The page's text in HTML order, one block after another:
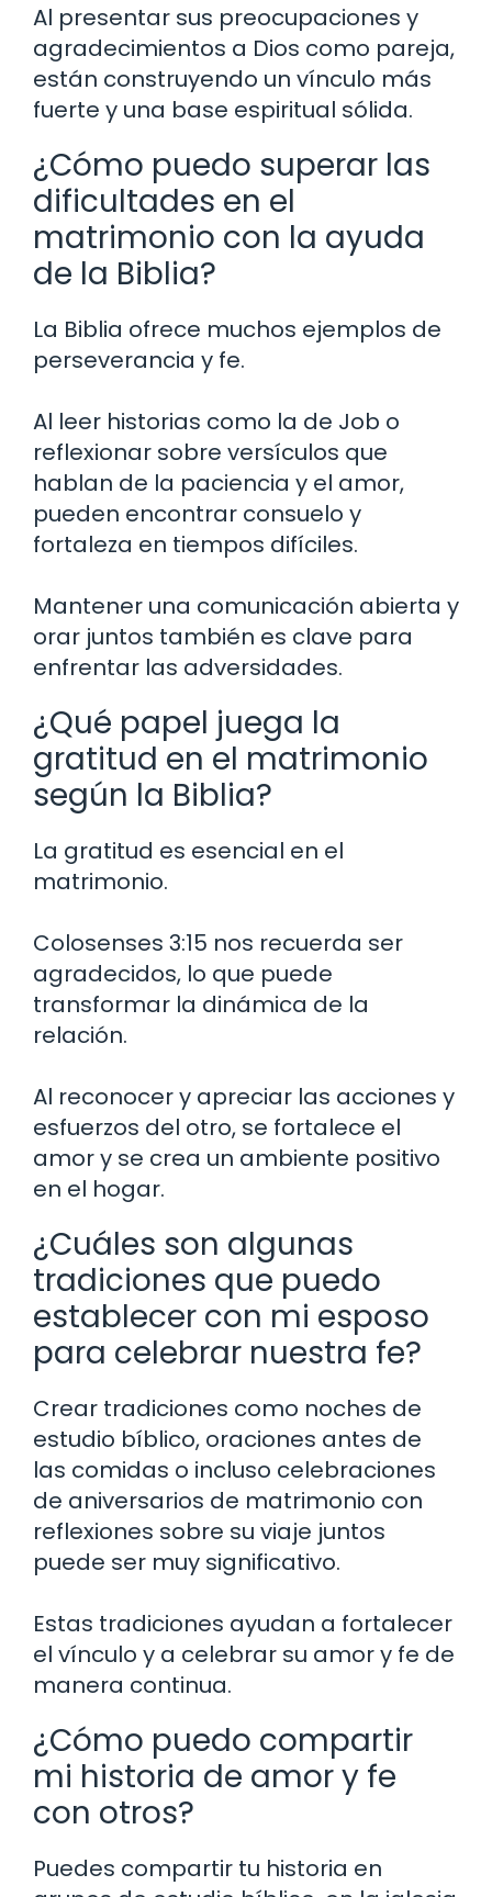
Al presentar sus preocupaciones y
agradecimientos a Dios como pareja,
están construyendo un vínculo más
fuerte y una base espiritual sólida.
¿Cómo puedo superar las
dificultades en el
matrimonio con la ayuda
de la Biblia?
La Biblia ofrece muchos ejemplos de
perseverancia y fe.
Al leer historias como la de Job o
reflexionar sobre versículos que
hablan de la paciencia y el amor,
pueden encontrar consuelo y
fortaleza en tiempos difíciles.
Mantener una comunicación abierta y
orar juntos también es clave para
enfrentar las adversidades.
¿Qué papel juega la
gratitud en el matrimonio
según la Biblia?
La gratitud es esencial en el
matrimonio.
Colosenses 3:15 nos recuerda ser
agradecidos, lo que puede
transformar la dinámica de la
relación.
Al reconocer y apreciar las acciones y
esfuerzos del otro, se fortalece el
amor y se crea un ambiente positivo
en el hogar.
¿Cuáles son algunas
tradiciones que puedo
establecer con mi esposo
para celebrar nuestra fe?
Crear tradiciones como noches de
estudio bíblico, oraciones antes de
las comidas o incluso celebraciones
de aniversarios de matrimonio con
reflexiones sobre su viaje juntos
puede ser muy significativo.
Estas tradiciones ayudan a fortalecer
el vínculo y a celebrar su amor y fe de
manera continua.
¿Cómo puedo compartir
mi historia de amor y fe
con otros?
Puedes compartir tu historia en